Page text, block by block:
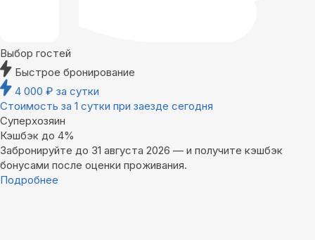
Выбор гостей
Быстрое бронирование
4 000 ₽ за сутки
Стоимость за 1 сутки при заезде сегодня
Суперхозяин
Кэшбэк до 4%
Забронируйте до 31 августа 2026 — и получите кэшбэк
бонусами после оценки проживания.
Подробнее